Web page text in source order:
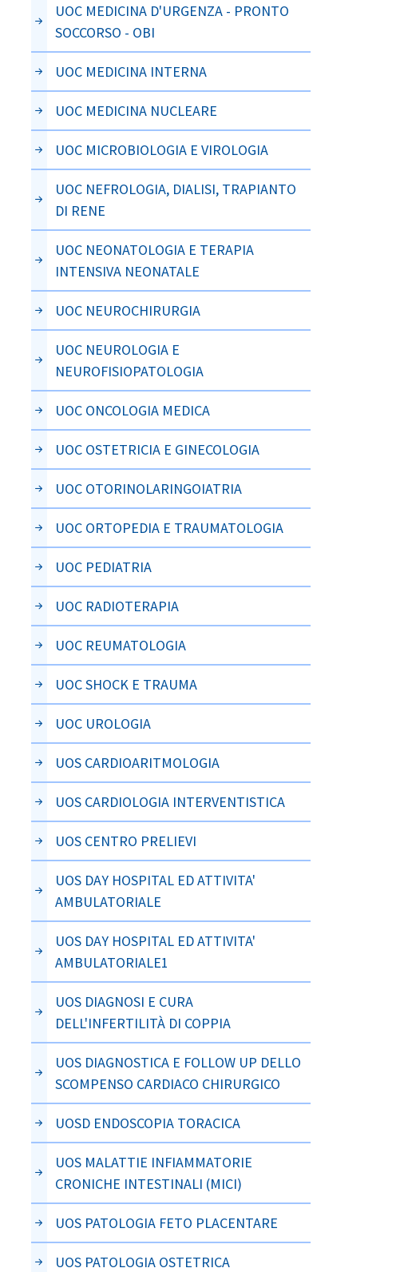
UOC MEDICINA D'URGENZA - PRONTO
SOCCORSO - OBI
UOC MEDICINA INTERNA
UOC MEDICINA NUCLEARE
UOC MICROBIOLOGIA E VIROLOGIA
UOC NEFROLOGIA, DIALISI, TRAPIANTO
DI RENE
UOC NEONATOLOGIA E TERAPIA
INTENSIVA NEONATALE
UOC NEUROCHIRURGIA
UOC NEUROLOGIA E
NEUROFISIOPATOLOGIA
UOC ONCOLOGIA MEDICA
UOC OSTETRICIA E GINECOLOGIA
UOC OTORINOLARINGOIATRIA
UOC ORTOPEDIA E TRAUMATOLOGIA
UOC PEDIATRIA
UOC RADIOTERAPIA
UOC REUMATOLOGIA
UOC SHOCK E TRAUMA
UOC UROLOGIA
UOS CARDIOARITMOLOGIA
UOS CARDIOLOGIA INTERVENTISTICA
UOS CENTRO PRELIEVI
UOS DAY HOSPITAL ED ATTIVITA'
AMBULATORIALE
UOS DAY HOSPITAL ED ATTIVITA'
AMBULATORIALE1
UOS DIAGNOSI E CURA
DELL'INFERTILITÀ DI COPPIA
UOS DIAGNOSTICA E FOLLOW UP DELLO
SCOMPENSO CARDIACO CHIRURGICO
UOSD ENDOSCOPIA TORACICA
UOS MALATTIE INFIAMMATORIE
CRONICHE INTESTINALI (MICI)
UOS PATOLOGIA FETO PLACENTARE
UOS PATOLOGIA OSTETRICA